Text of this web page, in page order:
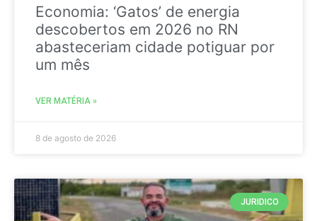
Economia: ‘Gatos’ de energia
descobertos em 2026 no RN
abasteceriam cidade potiguar por
um mês
VER MATÉRIA »
8 de agosto de 2026
JURIDICO